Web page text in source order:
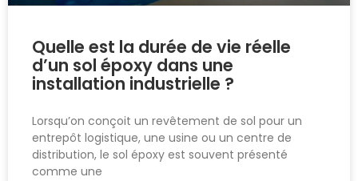
Quelle est la durée de vie réelle
d’un sol époxy dans une
installation industrielle ?
Lorsqu’on conçoit un revêtement de sol pour un
entrepôt logistique, une usine ou un centre de
distribution, le sol époxy est souvent présenté
comme une